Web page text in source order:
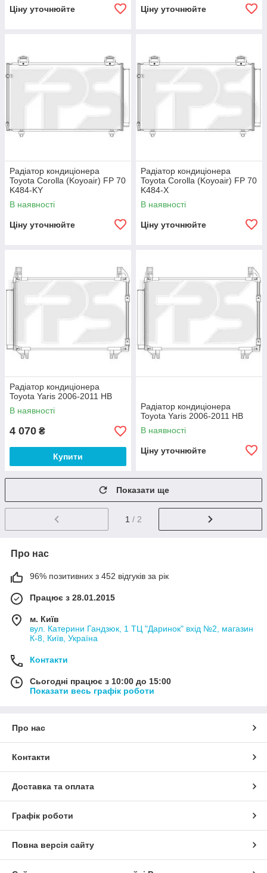
Ціну уточнюйте Ціну уточнюйте
Радіатор кондиціонера
Toyota Corolla (Koyoair) FP 70
K484-KY
В наявності
Ціну уточнюйте
Радіатор кондиціонера
Toyota Corolla (Koyoair) FP 70
K484-X
В наявності
Ціну уточнюйте
Радіатор кондиціонера
Toyota Yaris 2006-2011 HB
В наявності
4 070 ₴
Купити
Радіатор кондиціонера
Toyota Yaris 2006-2011 HB
В наявності
Ціну уточнюйте
Показати ще
1 / 2
Про нас
96% позитивних з 452 відгуків за рік
Працює з 28.01.2015
м. Київ
вул. Катерини Гандзюк, 1 ТЦ "Даринок" вхід №2, магазин
К-8, Київ, Україна
Контакти
Сьогодні працює з 10:00 до 15:00
Показати весь графік роботи
Про нас
Контакти
Доставка та оплата
Графік роботи
Повна версія сайту